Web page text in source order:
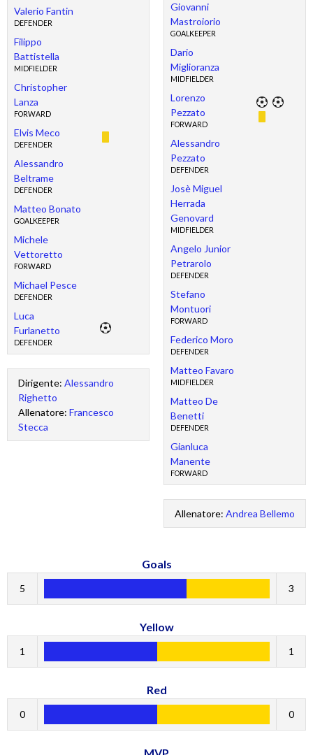
Valerio Fantin
DEFENDER
Filippo
Battistella
MIDFIELDER
Christopher
Lanza
FORWARD
Elvis Meco
DEFENDER
Alessandro
Beltrame
DEFENDER
Matteo Bonato
GOALKEEPER
Michele
Vettoretto
FORWARD
Michael Pesce
DEFENDER
Luca
Furlanetto
DEFENDER
Dirigente: Alessandro
Righetto
Allenatore: Francesco
Stecca
Giovanni
Mastroiorio
GOALKEEPER
Dario
Miglioranza
MIDFIELDER
Lorenzo
Pezzato
FORWARD
Alessandro
Pezzato
DEFENDER
Josè Miguel
Herrada
Genovard
MIDFIELDER
Angelo Junior
Petrarolo
DEFENDER
Stefano
Montuori
FORWARD
Federico Moro
DEFENDER
Matteo Favaro
MIDFIELDER
Matteo De
Benetti
DEFENDER
Gianluca
Manente
FORWARD
Allenatore: Andrea Bellemo
Goals
5 3
Yellow
1 1
Red
0 0